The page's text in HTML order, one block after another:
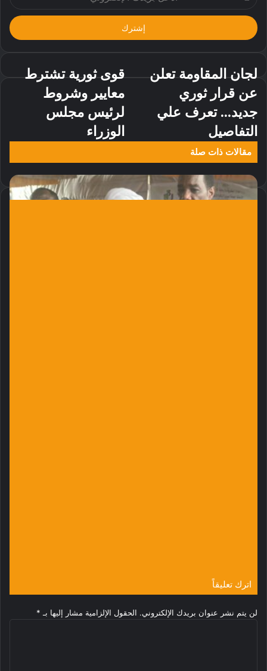
بريدك
الإلكتروني
لجان المقاومة تعلن
عن قرار ثوري
جديد... تعرف علي
التفاصيل
‏قوى ثورية تشترط
معايير وشروط
لرئيس مجلس
الوزراء
مقالات ذات صلة
اترك تعليقاً
لن يتم نشر عنوان بريدك الإلكتروني. الحقول الإلزامية مشار إليها بـ *